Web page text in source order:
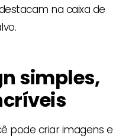
na caixa de
simples,
pode criar imagens e